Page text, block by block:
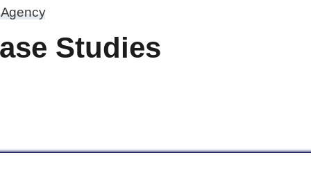
Studies